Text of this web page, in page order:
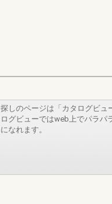
しのページは「カタログビュ
ログビューではweb上でパラパ
なれます。